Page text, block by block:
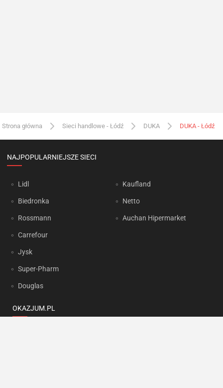
Strona główna Sieci handlowe - Łódź DUKA DUKA - Łódź
NAJPOPULARNIEJSZE SIECI
Lidl
Biedronka
Rossmann
Carrefour
Jysk
Super-Pharm
Douglas
Kaufland
Netto
Auchan Hipermarket
OKAZJUM.PL